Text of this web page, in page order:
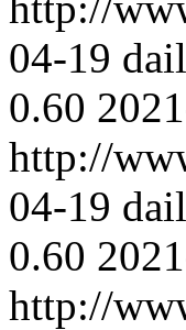
04-19
0.60
http://
04-19
0.60
http://